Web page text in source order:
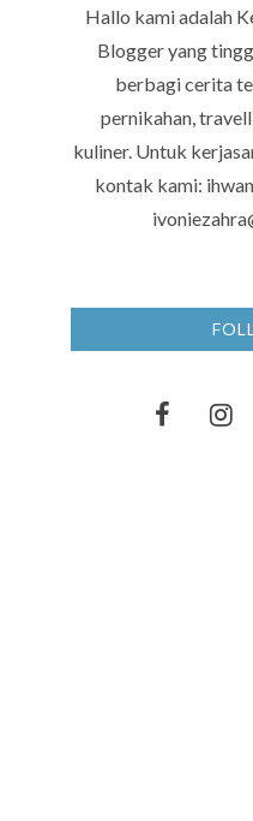
Hallo kami adalah
Blogger yang
berbagi cerita
pernikahan,
kuliner. Untuk
kontak kami: